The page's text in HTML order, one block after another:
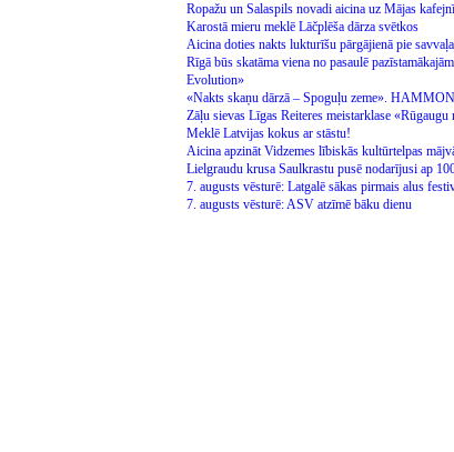
Ropažu un Salaspils novadi aicina uz Mājas
Karostā mieru meklē Lāčplēša dārza svētkos
Aicina doties nakts lukturīšu pārgājienā pie
Rīgā būs skatāma viena no pasaulē
Evolution»
«Nakts skaņu dārzā – Spoguļu zeme».
Zāļu sievas Līgas Reiteres meistarklase «Rūgaugu
Meklē Latvijas kokus ar stāstu!
Aicina apzināt Vidzemes lībiskās kultūrtelpas
Lielgraudu krusa Saulkrastu pusē nodarījusi ap
7. augusts vēsturē: Latgalē sākas pirmais alus
7. augusts vēsturē: ASV atzīmē bāku dienu